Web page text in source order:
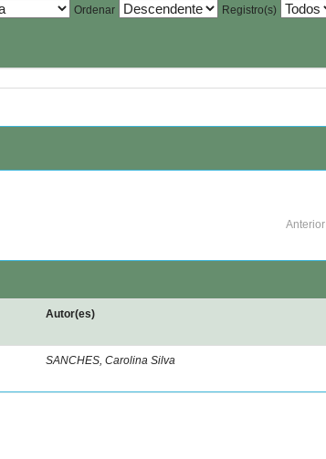
Ordenar Registro(s)
Anterior
Autor(es)
SANCHES, Carolina Silva